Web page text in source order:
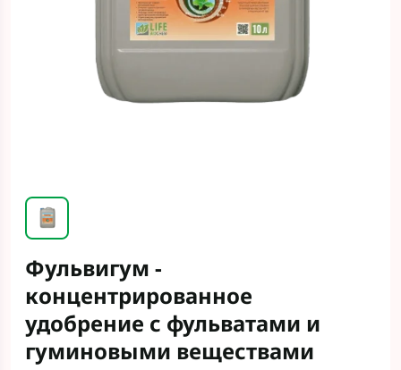
Фульвигум -
концентрированное
удобрение с фульватами и
гуминовыми веществами